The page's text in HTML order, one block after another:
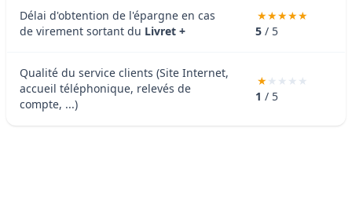
Délai d'obtention de l'épargne en cas
de virement sortant du Livret + 5 / 5
Qualité du service clients (Site Internet,
accueil téléphonique, relevés de
compte, ...)
1 / 5